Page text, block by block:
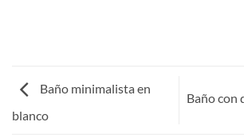
Baño minimalista en
blanco
Baño con